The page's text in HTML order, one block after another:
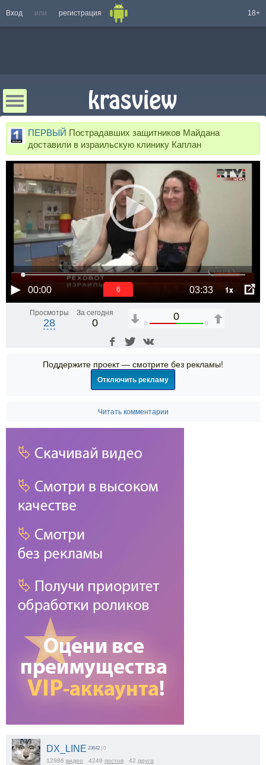
Вход или регистрация 18+
ПЕРВЫЙ Пострадавших защитников Майдана
доставили в израильскую клинику Каплан
00:00 03:33 1x
6
Просмотры
28
За сегодня
0
0
0 0
Поддержите проект — смотрите без рекламы!
Отключить рекламу
Читать комментарии
DX_LINE 23642 | 0
12986 видео 4249 постов 42 друга